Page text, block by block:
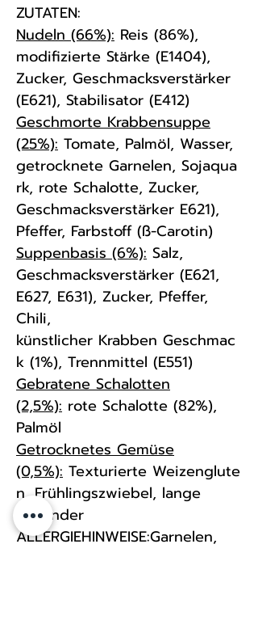
ZUTATEN:
Nudeln (66%): Reis (86%),
modifizierte Stärke (E1404),
Zucker, Geschmacksverstärker
(E621), Stabilisator (E412)
Geschmorte Krabbensuppe
(25%): Tomate, Palmöl, Wasser,
getrocknete Garnelen, Sojaqua
rk, rote Schalotte, Zucker,
Geschmacksverstärker E621),
Pfeffer, Farbstoff (ß-Carotin)
Suppenbasis (6%): Salz,
Geschmacksverstärker (E621,
E627, E631), Zucker, Pfeffer,
Chili,
künstlicher Krabben Geschmac
k (1%), Trennmittel (E551)
Gebratene Schalotten
(2,5%): rote Schalotte (82%),
Palmöl
Getrocknetes Gemüse
(0,5%): Texturierte Weizenglute
n, Frühlingszwiebel, lange
Koriander
ALLERGIEHINWEISE:Garnelen,